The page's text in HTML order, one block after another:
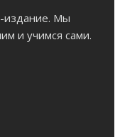
издание. Мы
и учимся сами.